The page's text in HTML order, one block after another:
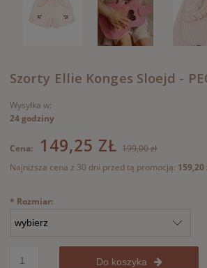
Szorty Ellie Konges Sloejd -
Wysyłka w:
24 godziny
Cena: 149,25 ZŁ 199,00 zł
Najniższa cena z 30 dni przed tą promocją: 159,20
* Rozmiar:
Do koszyka